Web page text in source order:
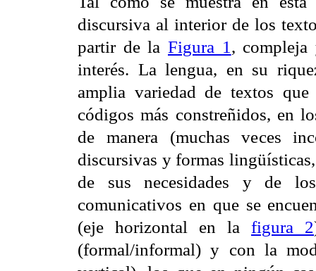
discursiva al interior de los
partir de la Figura 1 ,
interés. La lengua, en su
amplia variedad de textos
códigos más constreñidos, en
de manera (muchas veces
discursivas y formas
de sus necesidades y de
comunicativos en que se
(eje horizontal en la figura 2
(formal/informal) y con la